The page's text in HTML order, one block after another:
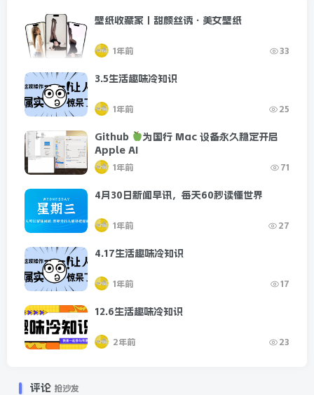
壁纸收藏家丨甜颜丝诱·美女壁纸
1年前 33
3.5生活趣味冷知识
1年前 25
Github
为国行 Mac 设备永久稳定开启
Apple AI
1年前 71
4月30日新闻早讯，每天60秒读懂世界
1年前 27
4.17生活趣味冷知识
1年前 17
12.6生活趣味冷知识
2年前 23
评论 抢沙发